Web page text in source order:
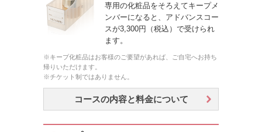
専用の化粧品をそろえてキープメ
ンバーになると、アドバンスコー
スが3,300円（税込）で受けられ
ます。
※キープ化粧品はお客様のご要望があれば、ご自宅へお持ち
帰りいただけます。
※チケット制ではありません。
コースの内容と料金について